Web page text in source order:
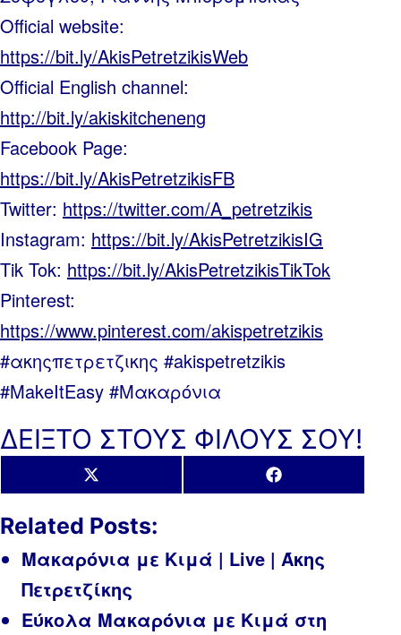
Official website:
https://bit.ly/AkisPetretzikisWeb
Official English channel:
http://bit.ly/akiskitcheneng
Facebook Page:
https://bit.ly/AkisPetretzikisFB
Twitter: https://twitter.com/A_petretzikis
Instagram: https://bit.ly/AkisPetretzikisIG
Tik Tok: https://bit.ly/AkisPetretzikisTikTok
Pinterest:
https://www.pinterest.com/akispetretzikis
#ακηςπετρετζικης #akispetretzikis
#MakeItEasy #Μακαρόνια
ΔΕΙΞΤΟ ΣΤΟΥΣ ΦΙΛΟΥΣ ΣΟΥ!
Share
on
X
(Twitter)
Share
on
Facebook
Related Posts:
Μακαρόνια με Κιμά | Live | Άκης
Πετρετζίκης
Εύκολα Μακαρόνια με Κιμά στη